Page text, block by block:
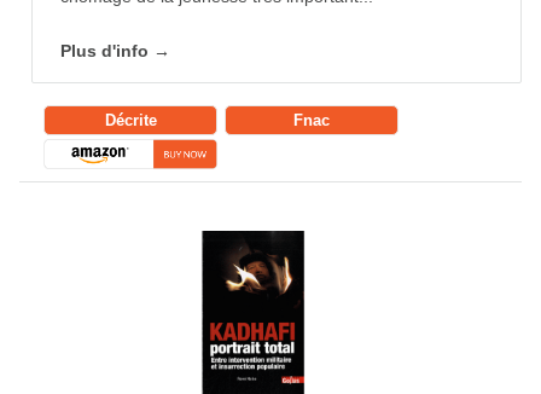
Plus d'info →
Décrite Fnac